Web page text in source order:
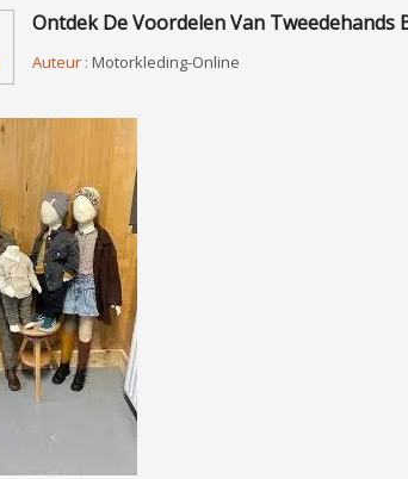
Ontdek De Voordelen Van Tweedehands
Auteur : Motorkleding-Online